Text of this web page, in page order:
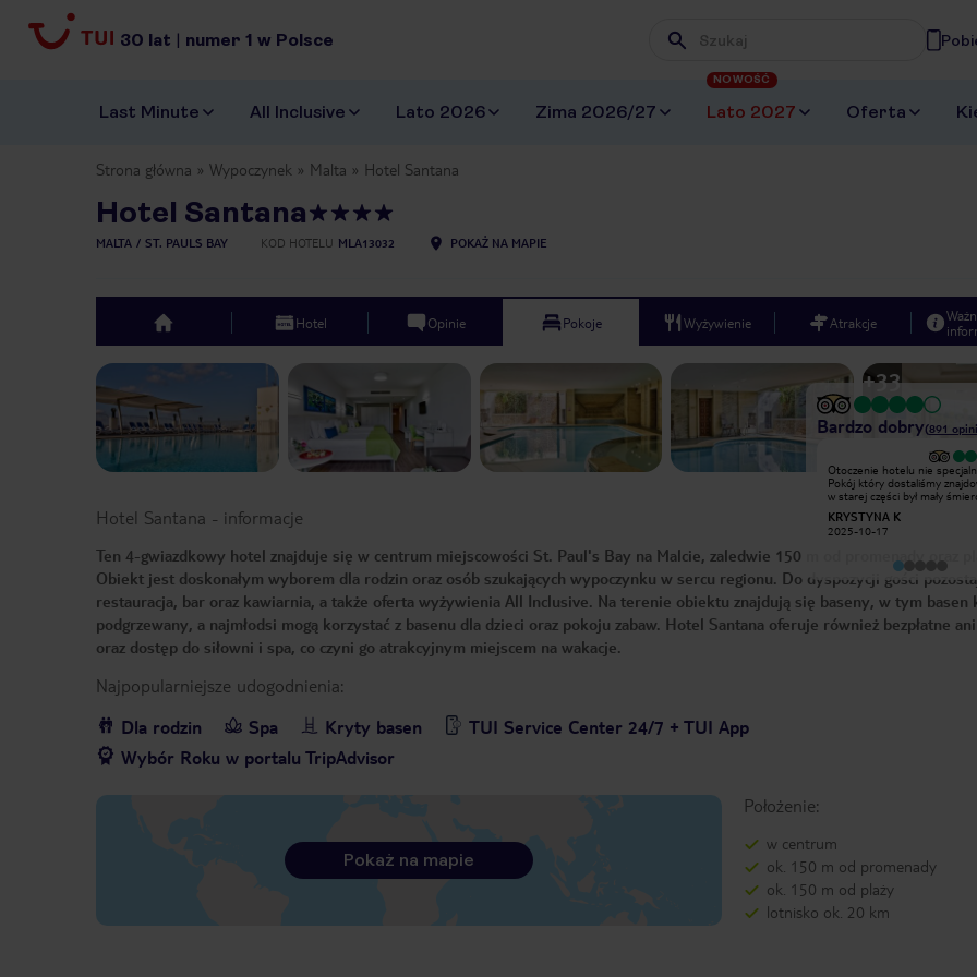
30 lat | numer 1 w Polsce Wpisz frazę, której szukasz
Last Minute All Inclusive Lato 2026 Zima 2026/27 Lato 2027
NOWOŚĆ
Oferta
Strona główna Wypoczynek Malta Hotel Santana
Hotel Santana
MALTA ST. PAUL`S BAY KOD HOTELU MLA13032 POKAŻ NA MAPIE
top Hotel Opinie Pokoje Wyżywienie Atrakcje
+33
Bardzo dobry(891
Wyjątkowy
Binod jest bardzo miły i uprzejmy.
klimat. Dziękujemy za miły pobyt i
będziemy często wracać
wspomnieniami.
Otoczenie hotelu nie
Pokój który dostaliśmy
w starej części był mały
może miało 90 cm na pewno
było takie jak na zdjęciach,
którym stały i warczały
Po reklamacji dostaliśmy pokój
wyższym piętrze ale również
samej jakości. Grzyb i
której nie można było
śmierdziała. Ściany na
KRYSTYNA K
2025-10-17
Hotel Santana - informacje
Ten 4-gwiazdkowy hotel znajduje się w centrum miejscowości St. Paul's Bay na Malcie, zaledwie 150 m od promenady oraz
Obiekt jest doskonałym wyborem dla rodzin oraz osób szukających wypoczynku w sercu regionu. Do dyspozycji gości
restauracja, bar oraz kawiarnia, a także oferta wyżywienia All Inclusive. Na terenie obiektu znajdują się baseny, w tym basen
podgrzewany, a najmłodsi mogą korzystać z basenu dla dzieci oraz pokoju zabaw. Hotel Santana oferuje również bezpłatne
oraz dostęp do siłowni i spa, co czyni go atrakcyjnym miejscem na wakacje.
Najpopularniejsze udogodnienia:
Dla rodzin
Spa Kryty basen
TUI Service Center 24/7 + TUI App
Wybór Roku w portalu TripAdvisor
Położenie:
w centrum
ok. 150 m od promenady
ok. 150 m od plaży
lotnisko ok. 20 km
Pokaż na mapie